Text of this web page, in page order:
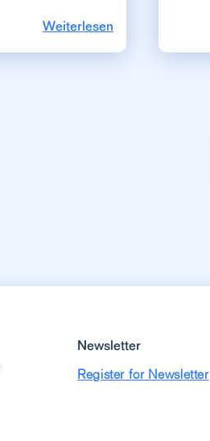
Weiterlesen
Newsletter
Register for Newsletter